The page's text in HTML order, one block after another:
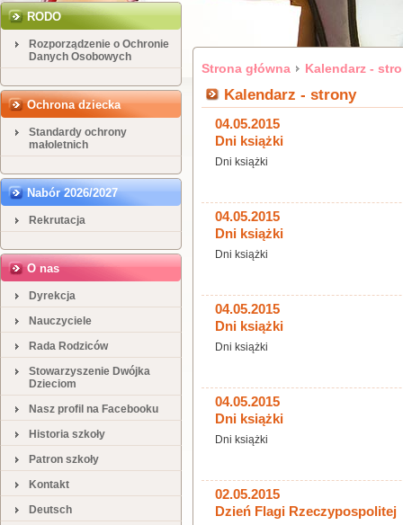
RODO
Rozporządzenie o Ochronie
Danych Osobowych
Ochrona dziecka
Standardy ochrony
małoletnich
Nabór 2026/2027
Rekrutacja
O nas
Dyrekcja
Nauczyciele
Rada Rodziców
Stowarzyszenie Dwójka
Dzieciom
Nasz profil na Facebooku
Historia szkoły
Patron szkoły
Kontakt
Deutsch
Strona główna Kalendarz -
Kalendarz - strony
04.05.2015
Dni książki
Dni książki
04.05.2015
Dni książki
Dni książki
04.05.2015
Dni książki
Dni książki
04.05.2015
Dni książki
Dni książki
02.05.2015
Dzień Flagi Rzeczypospolitej